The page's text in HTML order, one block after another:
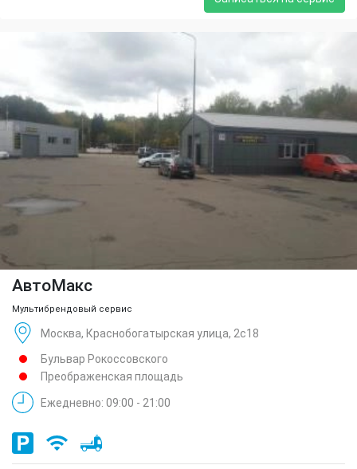
АвтоМакс
Мультибрендовый сервис
Москва, Краснобогатырская улица, 2с18
Бульвар Рокоссовского
Преображенская площадь
Ежедневно: 09:00 - 21:00